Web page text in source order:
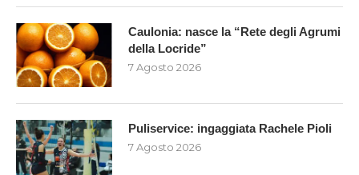
Caulonia: nasce la “Rete degli Agrumi
della Locride”
7 Agosto 2026
Puliservice: ingaggiata Rachele Pioli
7 Agosto 2026